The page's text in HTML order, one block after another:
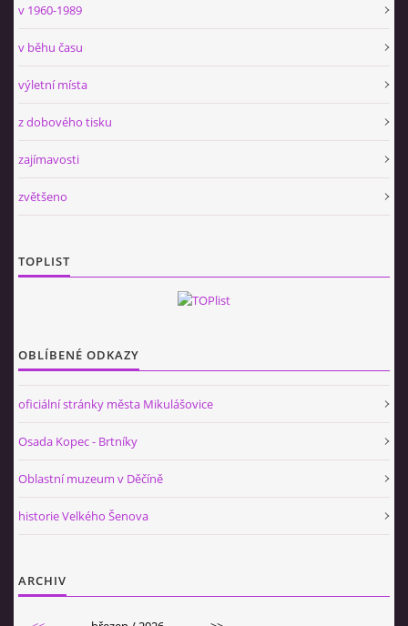
v 1960-1989
v běhu času
výletní místa
z dobového tisku
zajímavosti
zvětšeno
TOPLIST
OBLÍBENÉ ODKAZY
oficiální stránky města Mikulášovice
Osada Kopec - Brtníky
Oblastní muzeum v Děčíně
historie Velkého Šenova
ARCHIV